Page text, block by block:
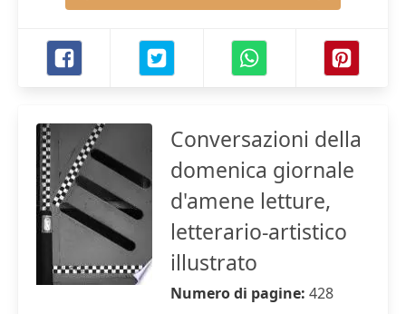
Conversazioni della
domenica giornale
d'amene letture,
letterario-artistico
illustrato
Numero di pagine: 428